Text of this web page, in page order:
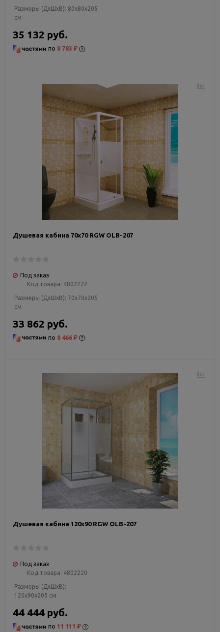
Размеры (ДxШxВ): 80x80x205
см
35 132 руб.
по 8 783 ₽
Душевая кабина 70х70 RGW OLB-207
Под заказ
Код товара: 4802222
Размеры (ДxШxВ): 70x70x205
см
33 862 руб.
по 8 466 ₽
Душевая кабина 120х90 RGW OLB-207
Под заказ
Код товара: 4802220
Размеры (ДxШxВ):
120x90x205 см
44 444 руб.
по 11 111 ₽